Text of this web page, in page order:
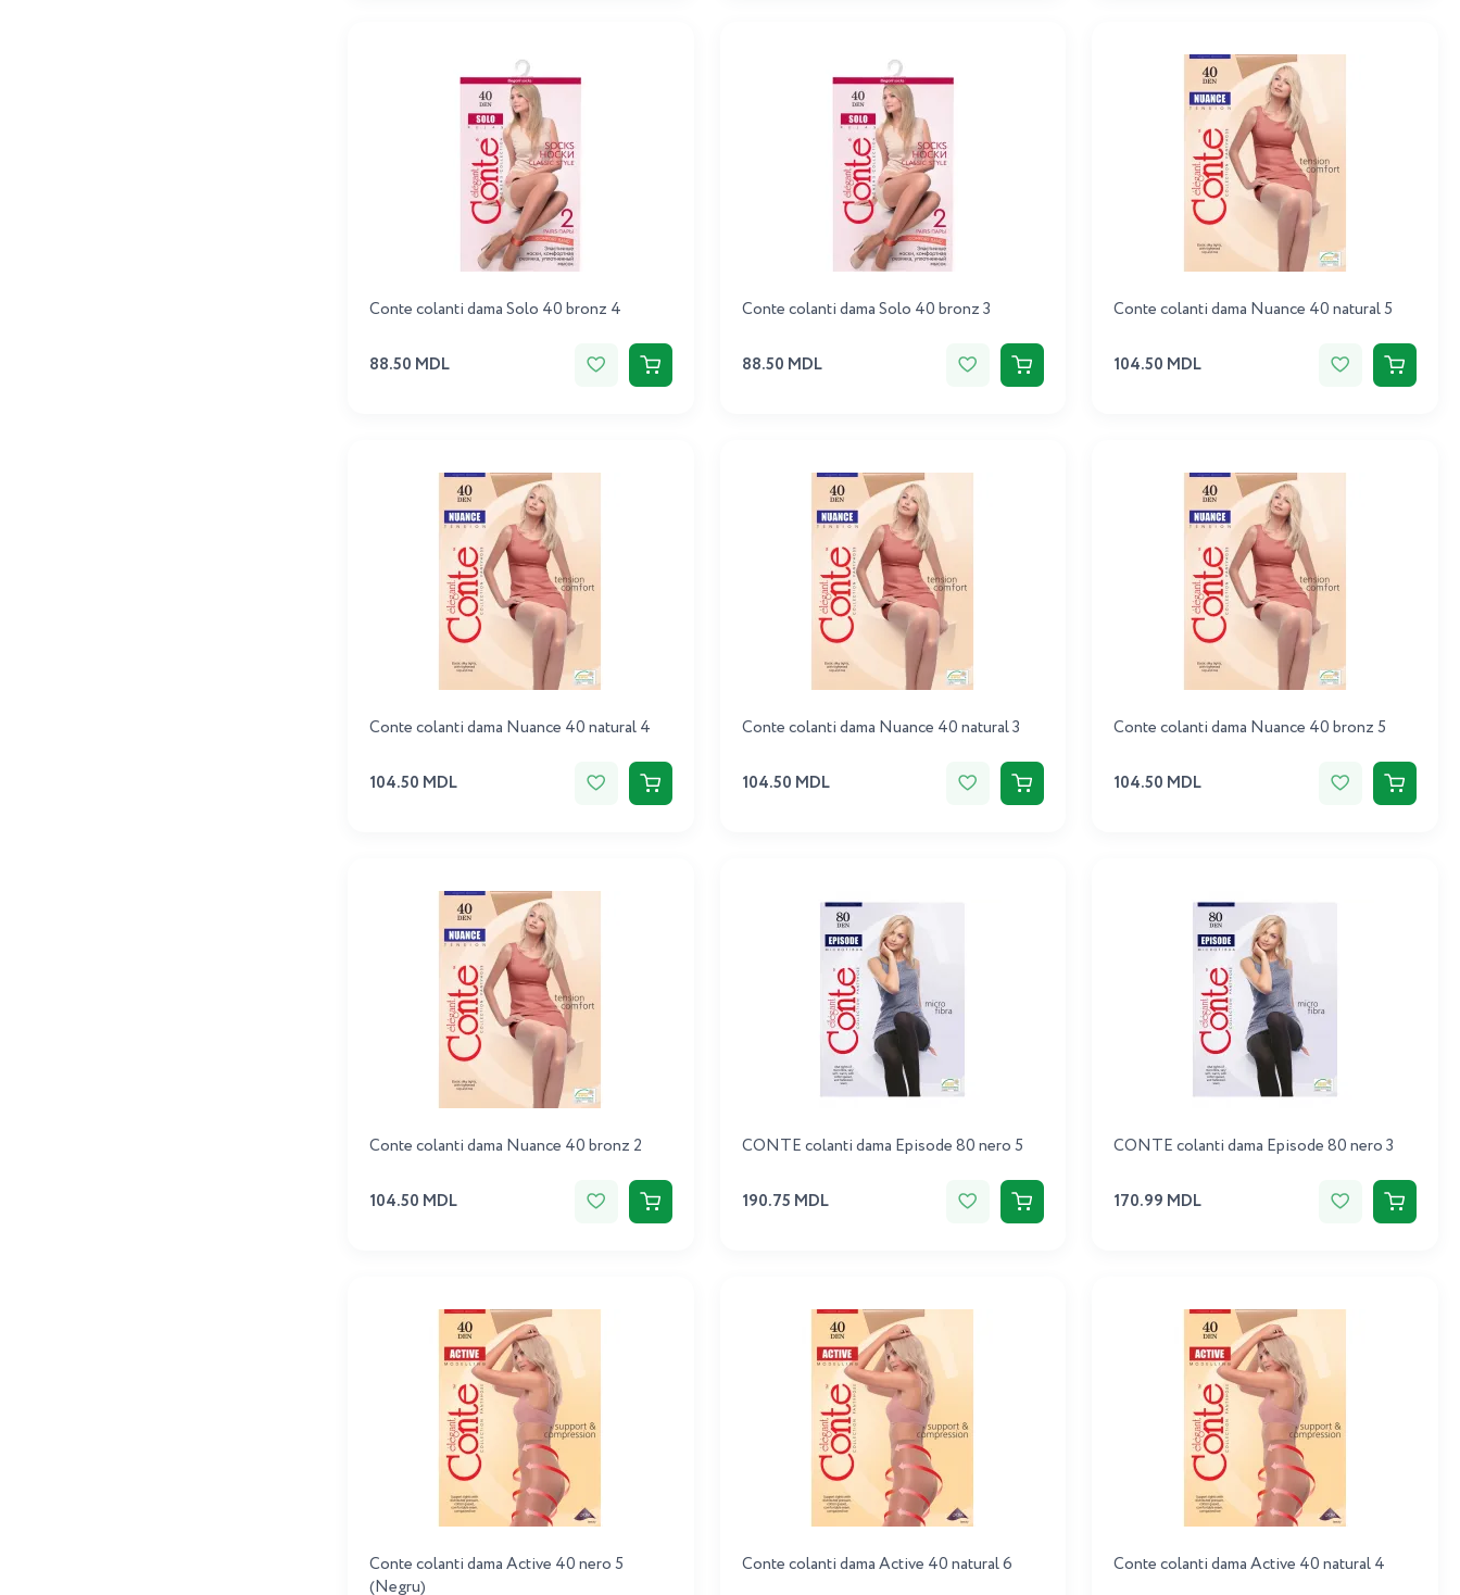
Conte colanti dama Solo 40 bronz 4
88.50 MDL
Conte colanti dama Solo 40 bronz 3
88.50 MDL
Conte colanti dama Nuance 40 natural 5
104.50 MDL
Conte colanti dama Nuance 40 natural 4
104.50 MDL
Conte colanti dama Nuance 40 natural 3
104.50 MDL
Conte colanti dama Nuance 40 bronz 5
104.50 MDL
Conte colanti dama Nuance 40 bronz 2
104.50 MDL
CONTE colanti dama Episode 80 nero 5
190.75 MDL
CONTE colanti dama Episode 80 nero 3
170.99 MDL
Conte colanti dama Active 40 nero 5
(Negru)
Conte colanti dama Active 40 natural 6 Conte colanti dama Active 40 natural 4